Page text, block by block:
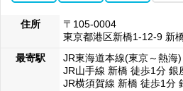
住所
〒105-0004
東京都港区新橋1-12-9 新
最寄駅
JR東海道本線(東京～熱海
JR山手線 新橋 徒歩1分 銀
JR横須賀線 新橋 徒歩1分